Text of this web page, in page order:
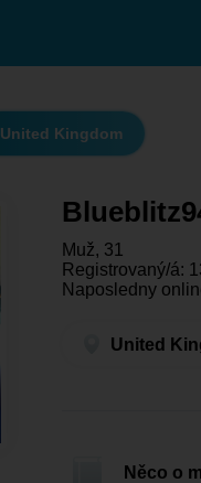
United Kingdom
Muž, 31
Registrovaný/á:
Naposledny
United
Něco o